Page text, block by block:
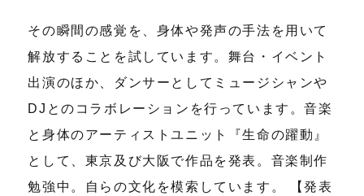
その瞬間の感覚を、身体や発声の手法を用いて
解放することを試しています。舞台・イベント
出演のほか、ダンサーとしてミュージシャンや
DJとのコラボレーションを行っています。音楽
と身体のアーティストユニット『生命の躍動』
として、東京及び大阪で作品を発表。音楽制作
勉強中。自らの文化を模索しています。 【発表